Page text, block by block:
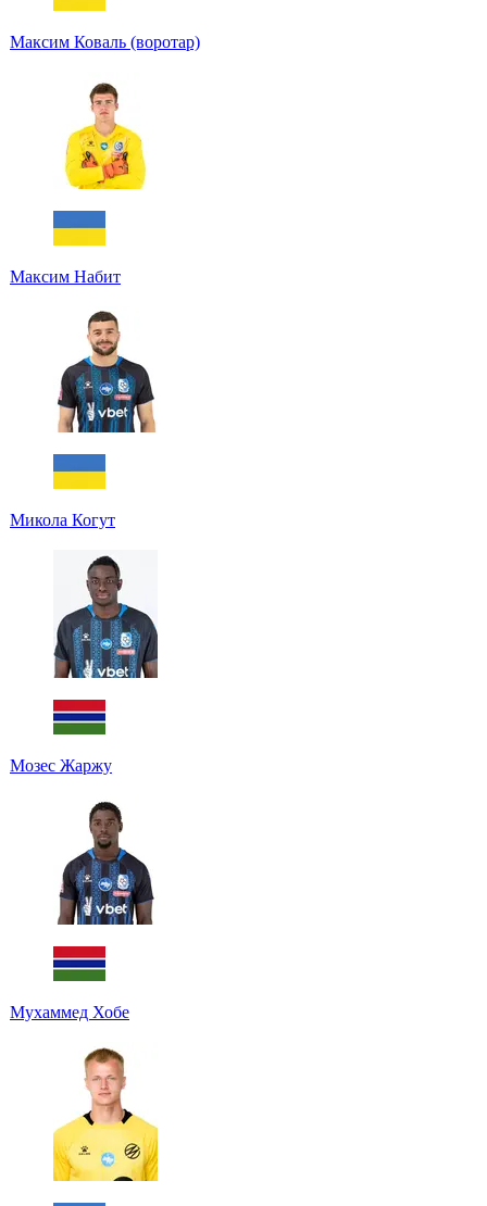
Максим Коваль (воротар)
Максим Набит
Микола Когут
Мозес Жаржу
Мухаммед Хобе